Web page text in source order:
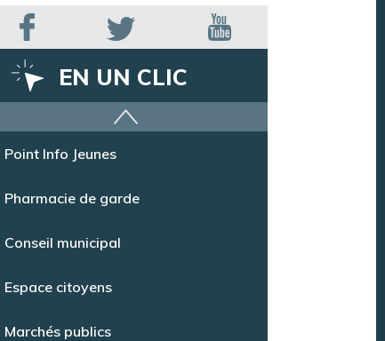
EN UN CLIC
Point Info Jeunes
Pharmacie de garde
Conseil municipal
Espace citoyens
Marchés publics